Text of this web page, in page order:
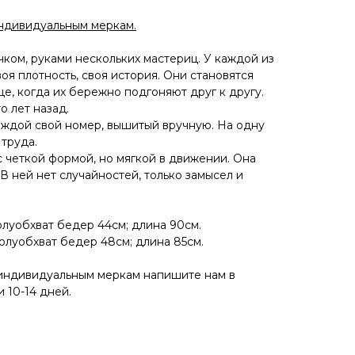
меркам.
руками нескольких мастериц. У каждой из
плотность, своя история. Они становятся
когда их бережно подгоняют друг к другу.
лет назад.
свой номер, вышитый вручную. На одну
четкой формой, но мягкой в движении. Она
ней нет случайностей, только замысел и
бедер 44см; длина 90см.
бедер 48см; длина 85см.
меркам напишите нам в
10-14 дней.